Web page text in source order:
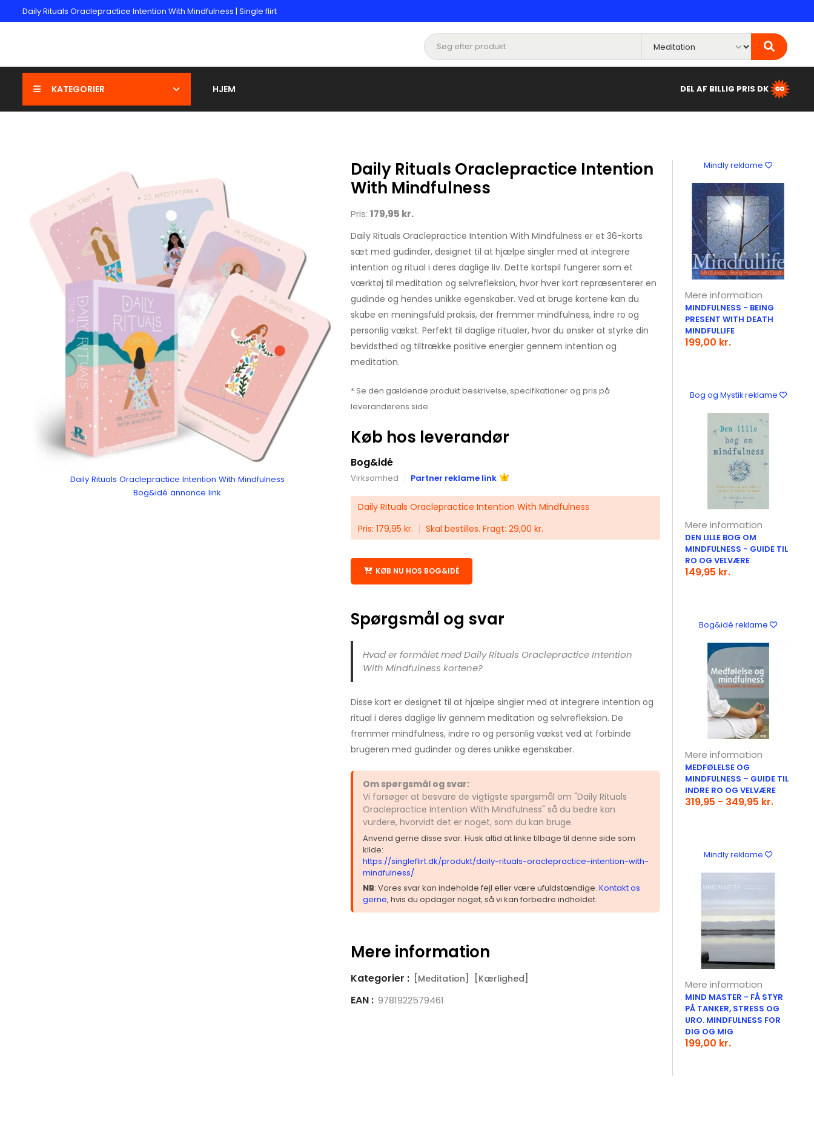
Daily Rituals Oraclepractice Intention With Mindfulness | Single flirt
KATEGORIER HJEM DEL AF BILLIG PRIS DK
Daily Rituals Oraclepractice Intention With Mindfulness
Bog&idé annonce link
Daily Rituals Oraclepractice Intention
With Mindfulness
Pris: 179,95 kr.
Daily Rituals Oraclepractice Intention With Mindfulness er et 36-korts
sæt med gudinder, designet til at hjælpe singler med at integrere
intention og ritual i deres daglige liv. Dette kortspil fungerer som et
værktøj til meditation og selvrefleksion, hvor hver kort repræsenterer en
gudinde og hendes unikke egenskaber. Ved at bruge kortene kan du
skabe en meningsfuld praksis, der fremmer mindfulness, indre ro og
personlig vækst. Perfekt til daglige ritualer, hvor du ønsker at styrke din
bevidsthed og tiltrække positive energier gennem intention og
meditation.
* Se den gældende produkt beskrivelse, specifikationer og pris på
leverandørens side.
Køb hos leverandør
Bog&idé
Virksomhed Partner reklame link
Daily Rituals Oraclepractice Intention With Mindfulness
Pris: 179,95 kr.
Skal bestilles. Fragt: 29,00 kr.
KØB NU HOS BOG&IDÉ
Spørgsmål og svar
Hvad er formålet med Daily Rituals Oraclepractice Intention
With Mindfulness kortene?
Disse kort er designet til at hjælpe singler med at integrere intention og
ritual i deres daglige liv gennem meditation og selvrefleksion. De
fremmer mindfulness, indre ro og personlig vækst ved at forbinde
brugeren med gudinder og deres unikke egenskaber.
Om spørgsmål og svar:
Vi forsøger at besvare de vigtigste spørgsmål om "Daily Rituals
Oraclepractice Intention With Mindfulness" så du bedre kan
vurdere, hvorvidt det er noget, som du kan bruge.
Anvend gerne disse svar. Husk altid at linke tilbage til denne side som
kilde:
https://singleflirt.dk/produkt/daily-rituals-oraclepractice-intention-with-
mindfulness/
NB: Vores svar kan indeholde fejl eller være ufuldstændige. Kontakt os
gerne, hvis du opdager noget, så vi kan forbedre indholdet.
Mere information
Kategorier : [Meditation] [Kærlighed]
EAN : 9781922579461
Mindly reklame
Mere information
MINDFULNESS - BEING
PRESENT WITH DEATH
MINDFULLIFE
199,00 kr.
Bog og Mystik reklame
Mere information
DEN LILLE BOG OM
MINDFULNESS - GUIDE TIL
RO OG VELVÆRE
149,95 kr.
Bog&idé reklame
Mere information
MEDFØLELSE OG
MINDFULNESS – GUIDE TIL
INDRE RO OG VELVÆRE
319,95 - 349,95 kr.
Mindly reklame
Mere information
MIND MASTER - FÅ STYR
PÅ TANKER, STRESS OG
URO. MINDFULNESS FOR
DIG OG MIG
199,00 kr.